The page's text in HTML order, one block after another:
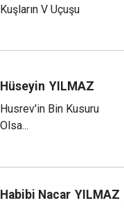
Kuşların V Uçuşu
Hüseyin YILMAZ
Husrev'in Bin Kusuru
Olsa...
Habibi Nacar YILMAZ